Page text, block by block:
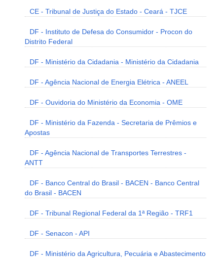
CE - Tribunal de Justiça do Estado - Ceará - TJCE
DF - Instituto de Defesa do Consumidor - Procon do
Distrito Federal
DF - Ministério da Cidadania - Ministério da Cidadania
DF - Agência Nacional de Energia Elétrica - ANEEL
DF - Ouvidoria do Ministério da Economia - OME
DF - Ministério da Fazenda - Secretaria de Prêmios e
Apostas
DF - Agência Nacional de Transportes Terrestres -
ANTT
DF - Banco Central do Brasil - BACEN - Banco Central
do Brasil - BACEN
DF - Tribunal Regional Federal da 1ª Região - TRF1
DF - Senacon - API
DF - Ministério da Agricultura, Pecuária e Abastecimento